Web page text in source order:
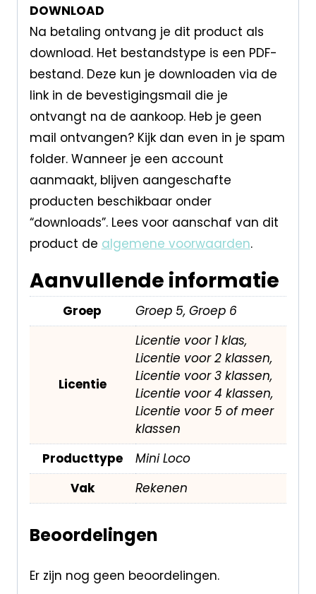
DOWNLOAD
Na betaling ontvang je dit product als
download. Het bestandstype is een PDF-
bestand. Deze kun je downloaden via de
link in de bevestigingsmail die je
ontvangt na de aankoop. Heb je geen
mail ontvangen? Kijk dan even in je spam
folder. Wanneer je een account
aanmaakt, blijven aangeschafte
producten beschikbaar onder
“downloads”. Lees voor aanschaf van dit
product de algemene voorwaarden.
Aanvullende informatie
Groep Groep 5, Groep 6
Licentie
Licentie voor 1 klas,
Licentie voor 2 klassen,
Licentie voor 3 klassen,
Licentie voor 4 klassen,
Licentie voor 5 of meer
klassen
Producttype
Mini Loco
Vak
Rekenen
Beoordelingen
Er zijn nog geen beoordelingen.